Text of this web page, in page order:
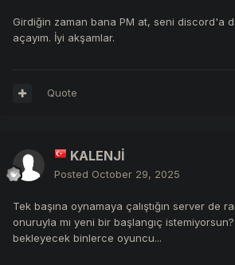
Girdiğin zaman bana PM at, seni discord'a
açayım. İyi akşamlar.
Quote
KALENJİ
Posted October 29, 2025
Tek başına oynamaya çalıştığın server de
onuruyla mı yeni bir başlangıç
bekleyecek binlerce oyuncu...